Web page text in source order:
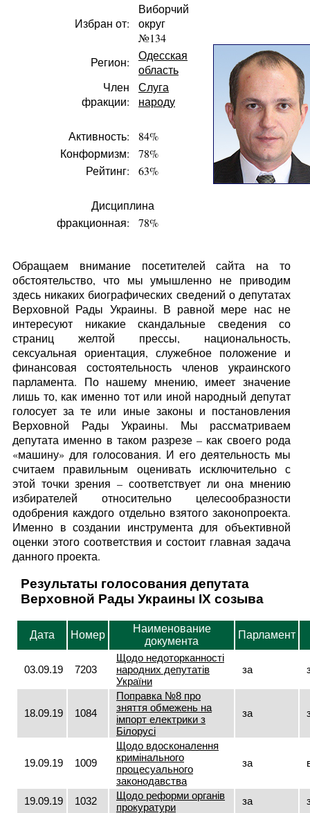
Избран от:
Виборчий
округ
№134
Регион:
Одесская
область
Член
фракции:
Слуга
народу
Активность:
84%
Конформизм:
78%
Рейтинг:
63%
Дисциплина
фракционная:
78%
Обращаем внимание посетителей сайта на то
обстоятельство, что мы умышленно не приводим
здесь никаких биографических сведений о депутатах
Верховной Рады Украины. В равной мере нас не
интересуют никакие скандальные сведения со
страниц желтой прессы, национальность,
сексуальная ориентация, служебное положение и
финансовая состоятельность членов украинского
парламента. По нашему мнению, имеет значение
лишь то, как именно тот или иной народный депутат
голосует за те или иные законы и постановления
Верховной Рады Украины. Мы рассматриваем
депутата именно в таком разрезе – как своего рода
«машину» для голосования. И его деятельность мы
считаем правильным оценивать исключительно с
этой точки зрения – соответствует ли она мнению
избирателей относительно целесообразности
одобрения каждого отдельно взятого законопроекта.
Именно в создании инструмента для объективной
оценки этого соответствия и состоит главная задача
данного проекта.
Результаты голосования депутата
Верховной Рады Украины IX созыва
Дата Номер
Наименование
документа
Парламент
03.09.19 7203
Щодо недоторканності
народних депутатів
України
за
18.09.19 1084
Поправка №8 про
зняття обмежень на
імпорт електрики з
Білорусі
за
19.09.19 1009
Щодо вдосконалення
кримінального
процесуального
законодавства
за
19.09.19 1032
Щодо реформи органів
прокуратури
за